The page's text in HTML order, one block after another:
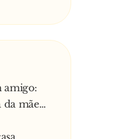
amigo:
da mãe…